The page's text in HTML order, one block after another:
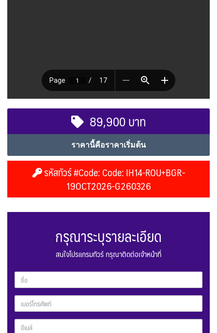
89,900 บาท
ราคานี้คือราคาเริ่มต้น
รหัสทัวร์ #Code: Code: IH14-ROU+BGR-
19OCT2026-G260326
กรุณาระบุรายละเอียด
สนใจโปรแกรมทัวร์ กรุณาติดต่อเจ้าหน้าที่